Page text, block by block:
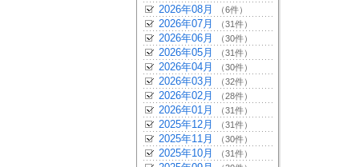
2026年08月 （6件）
2026年07月 （31件）
2026年06月 （30件）
2026年05月 （31件）
2026年04月 （30件）
2026年03月 （32件）
2026年02月 （28件）
2026年01月 （31件）
2025年12月 （31件）
2025年11月 （30件）
2025年10月 （31件）